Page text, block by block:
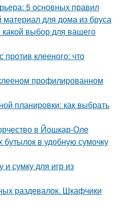
5 основных правил
для дома из бруса
выбор для вашего
клееного: что
профилированном
планировки: как выбрать
в Йошкар-Оле
в удобную сумочку
и сумку для игр из
раздевалок. Шкафчики